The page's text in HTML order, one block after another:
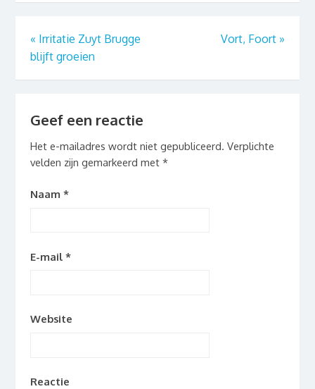
« Irritatie Zuyt Brugge
blijft groeien
Vort, Foort »
Geef een reactie
Het e-mailadres wordt niet gepubliceerd. Verplichte
velden zijn gemarkeerd met *
Naam *
E-mail *
Website
Reactie